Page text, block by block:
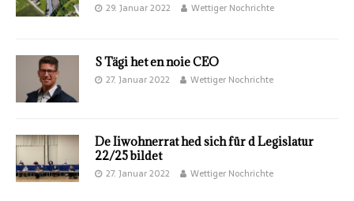
29. Januar 2022 Wettiger Nochrichte
S Tägi het en noie CEO
27. Januar 2022 Wettiger Nochrichte
De Iiwohnerrat hed sich für d Legislatur
22/25 bildet
27. Januar 2022 Wettiger Nochrichte